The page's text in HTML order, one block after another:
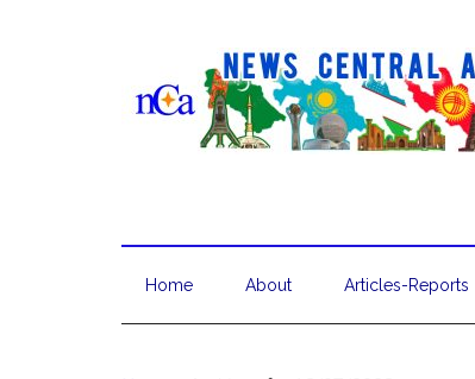
Home About Articles-Reports